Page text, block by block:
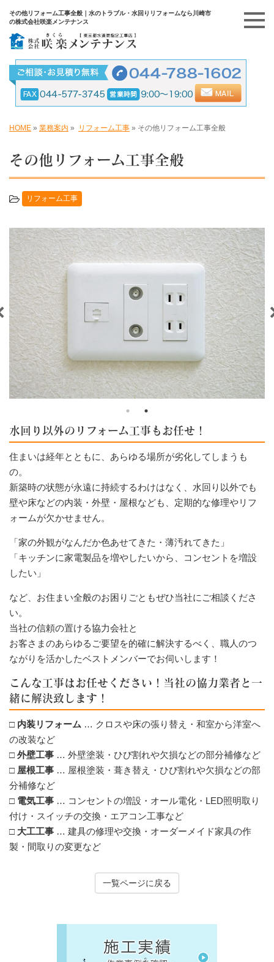
その他リフォーム工事全般｜水のトラブル・水回りリフォームなら川崎市
の株式会社咲楽メンテナンス
HOME » 業務案内 » リフォーム工事 » その他リフォーム工事全般
その他リフォーム工事全般
リフォーム工事
水回り以外のリフォーム工事もお任せ！
住まいは経年とともに、あらゆる場所が劣化してしまうも
の。
新築時の状態が永遠に持続するわけはなく、水回り以外でも
壁や床などの内装・外壁・屋根なども、定期的な修理やリフ
ォームが欠かせません。
「家の外観がなんだか色あせてきた・薄汚れてきた」
「キッチンに家電製品を増やしたいから、コンセントを増設
したい」
など、お住まい全般のお困りごともぜひ当社にご相談くださ
い。
当社の信頼の置ける協力会社と
お客さまのあらゆるご要望を的確に解決するべく、職人のつ
ながりを活かしたベストメンバーでお伺いします！
こんな工事はお任せください！当社の協力業者と一
緒に解決致します！
□ 内装リフォーム … クロスや床の張り替え・和室から洋室へ
の改装など
□ 外壁工事 … 外壁塗装・ひび割れや欠損などの部分補修など
□ 屋根工事 … 屋根塗装・葺き替え・ひび割れや欠損などの部
分補修など
□ 電気工事 … コンセントの増設・オール電化・LED照明取り
付け・スイッチの交換・エアコン工事など
□ 大工工事 … 建具の修理や交換・オーダーメイド家具の作
製・間取りの変更など
一覧ページに戻る